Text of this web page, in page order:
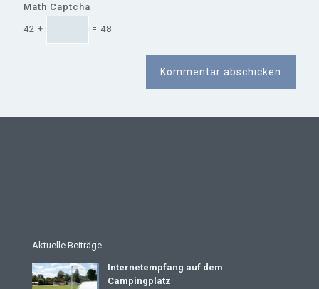
Math Captcha
42 + = 48
Aktuelle Beiträge
Internetempfang auf dem
Campingplatz